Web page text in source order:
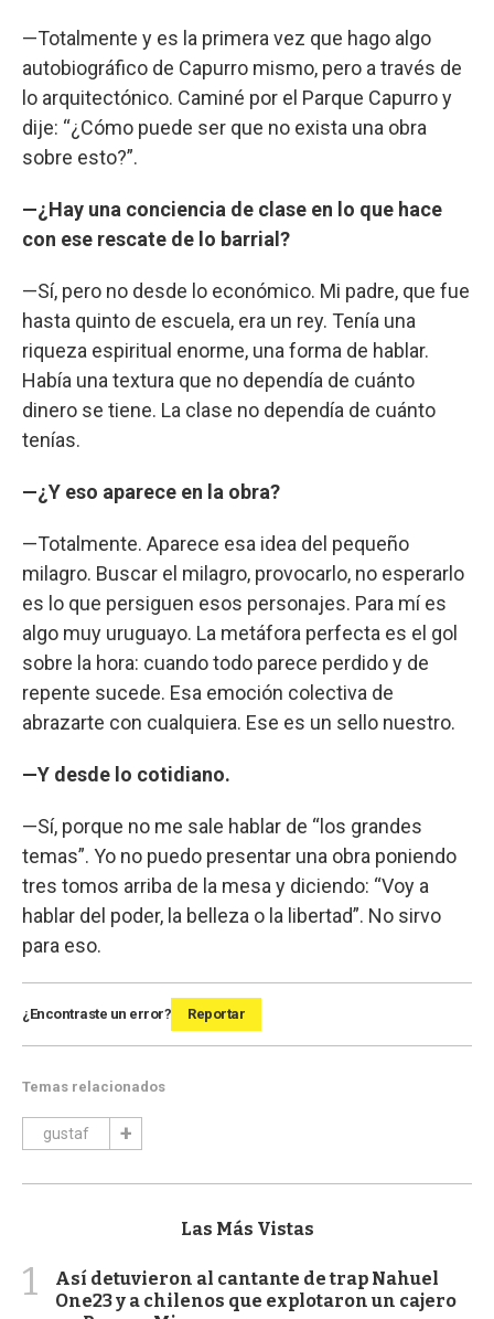
—Totalmente y es la primera vez que hago algo
autobiográfico de Capurro mismo, pero a través de
lo arquitectónico. Caminé por el Parque Capurro y
dije: “¿Cómo puede ser que no exista una obra
sobre esto?”.
—¿Hay una conciencia de clase en lo que hace
con ese rescate de lo barrial?
—Sí, pero no desde lo económico. Mi padre, que fue
hasta quinto de escuela, era un rey. Tenía una
riqueza espiritual enorme, una forma de hablar.
Había una textura que no dependía de cuánto
dinero se tiene. La clase no dependía de cuánto
tenías.
—¿Y eso aparece en la obra?
—Totalmente. Aparece esa idea del pequeño
milagro. Buscar el milagro, provocarlo, no esperarlo
es lo que persiguen esos personajes. Para mí es
algo muy uruguayo. La metáfora perfecta es el gol
sobre la hora: cuando todo parece perdido y de
repente sucede. Esa emoción colectiva de
abrazarte con cualquiera. Ese es un sello nuestro.
—Y desde lo cotidiano.
—Sí, porque no me sale hablar de “los grandes
temas”. Yo no puedo presentar una obra poniendo
tres tomos arriba de la mesa y diciendo: “Voy a
hablar del poder, la belleza o la libertad”. No sirvo
para eso.
¿Encontraste un error? Reportar
Temas relacionados
gustaf
Las Más Vistas
1
Así detuvieron al cantante de trap Nahuel
One23 y a chilenos que explotaron un cajero